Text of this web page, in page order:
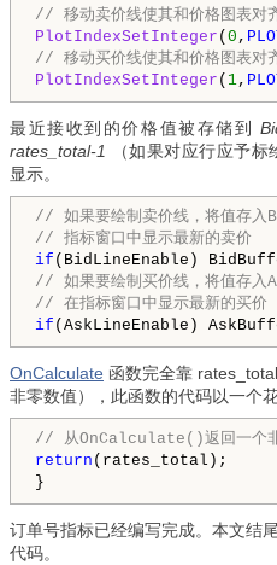
// 移动卖价线使其和价格图表对
PlotIndexSetInteger ( 0 ,
// 移动买价线使其和价格图表对
PlotIndexSetInteger ( 1,
最近接收到的价格值被存储到
rates_total-1 （如果对应行应予标
显示。
// 如果要绘制卖价线，将值存
// 指标窗口中显示最新的卖价
if (BidLineEnable)
// 如果要绘制买价线，将值存
// 在指标窗口中显示最新的买价
if (AskLineEnable)
OnCalculate 函数完全靠
非零数值），此函数的代码以一个
// 从OnCalculate()返回一个
return (rates_total);
订单号指标已经编写完成。本文结
代码。